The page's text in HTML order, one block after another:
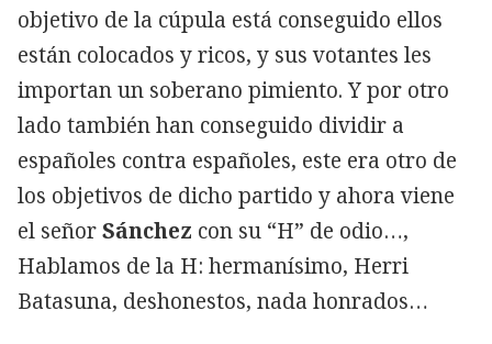
objetivo de la cúpula está conseguido ellos
están colocados y ricos, y sus votantes les
importan un soberano pimiento. Y por otro
lado también han conseguido dividir a
españoles contra españoles, este era otro de
los objetivos de dicho partido y ahora viene
el señorSánchez con su “H” de odio…,
Hablamos de la H: hermanísimo, Herri
Batasuna, deshonestos, nada honrados…